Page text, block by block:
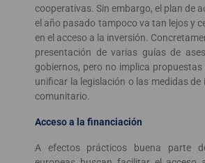
cooperativas. Sin embargo, el plan de
el año pasado tampoco va tan lejos y
en el acceso a la inversión.
presentación de varias guías de
gobiernos, pero no implica
unificar la legislación o las medidas de
comunitario.
Acceso a la financiación
A efectos prácticos buena parte